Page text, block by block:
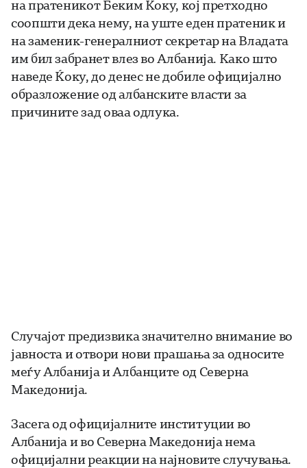
на пратеникот Беким Ќоку, кој претходно
соопшти дека нему, на уште еден пратеник и
на заменик-генералниот секретар на Владата
им бил забранет влез во Албанија. Како што
наведе Ќоку, до денес не добиле официјално
образложение од албанските власти за
причините зад оваа одлука.
Случајот предизвика значително внимание во
јавноста и отвори нови прашања за односите
меѓу Албанија и Албанците од Северна
Македонија.
Засега од официјалните институции во
Албанија и во Северна Македонија нема
официјални реакции на најновите случувања.